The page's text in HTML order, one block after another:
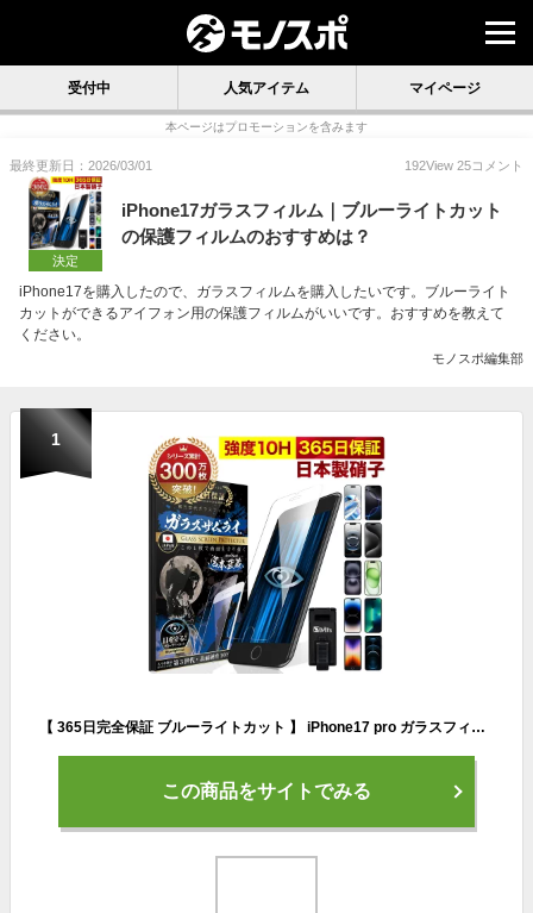
受付中 人気アイテム マイページ
本ページはプロモーションを含みます
最終更新日：2026/03/01 192View 25コメント
決定
iPhone17ガラスフィルム｜ブルーライトカット
の保護フィルムのおすすめは？
iPhone17を購入したので、ガラスフィルムを購入したいです。ブルーライト
カットができるアイフォン用の保護フィルムがいいです。おすすめを教えて
ください。
モノスポ編集部
1
【 365日完全保証 ブルーライトカット 】 iPhone17 pro ガラスフィルム iPhone Air 保護フィルム iPhone16 フィルム iPhone16e 17promax iPhone15 pro iphone14 SE3 第3世代 iPhone13 12 11 iPhone17pro max iPhone16pro 10H ガラスザムライ アイフォン 液晶保護フィルム
この商品をサイトでみる